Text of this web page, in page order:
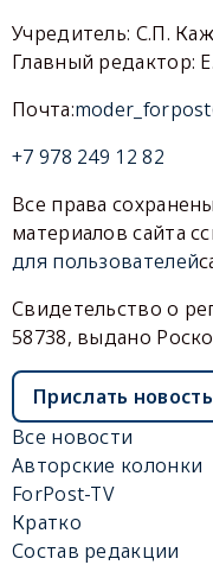
Учредитель: С.П.
Главный редактор:
Почта:
+7 978 249 12 82
Все права
материалов сайта
для пользователей
Свидетельство о
58738, выдано
Прислать новость
Все новости
Авторские колонки
ForPost-TV
Кратко
Состав редакции